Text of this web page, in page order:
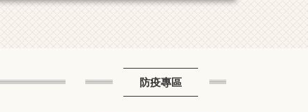
防疫專區